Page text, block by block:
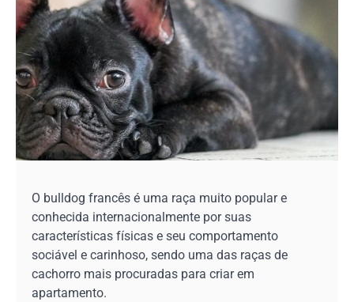
O bulldog francês é uma raça muito popular e
conhecida internacionalmente por suas
características físicas e seu comportamento
sociável e carinhoso, sendo uma das raças de
cachorro mais procuradas para criar em
apartamento.